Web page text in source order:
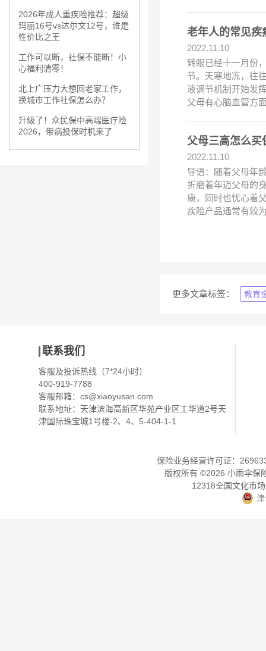
2026年成人重疾险推荐：超级
玛丽16号vs达尔文12号，谁是
性价比之王
工作可以断，社保不能断！小
心福利清零！
北上广压力大想回老家工作，
换城市工作社保怎么办？
升级了！众民保中高端医疗险
2026，带病投保时机来了
老年人的常见疾
2022.11.10
转眼已经十一月份
节。天寒地冻，往
液调节机制开始发
父母有心脑血管方
父母三高怎么买
2022.11.10
导语：随着父母年
折磨着年迈父母的
康，同时也忧心着
疾险产品通常有较
更多文章标签： 教育
联系我们
客服及投诉热线（7*24小时）
400-919-7788
客服邮箱： cs@xiaoyusan.com
联系地址：天津滨海高新区华苑产业区工华道2号天
津国际珠宝城1号楼-2、4、5-404-1-1
保险业务经营许可证：
版权所有 ©2026 小雨伞保
12318全国文化市